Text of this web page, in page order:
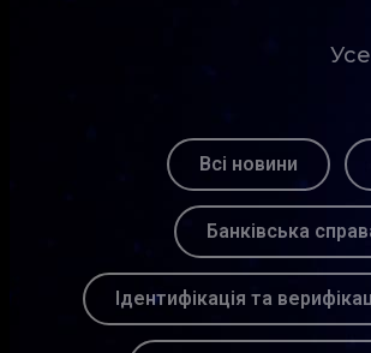
Всі новини
Банківська
Ідентифікація та